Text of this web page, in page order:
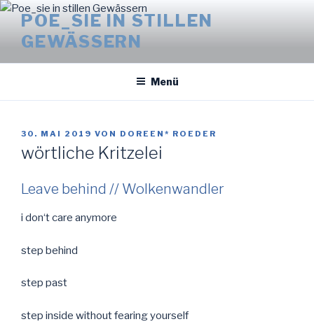
Zum
Inhalt
springen
POE_SIE IN STILLEN
GEWÄSSERN
Menü
VERÖFFENTLICHT
30. MAI 2019 VON DOREEN* ROEDER
wörtliche Kritzelei
Leave behind // Wolkenwandler
i don‘t care anymore
step behind
step past
step inside without fearing yourself